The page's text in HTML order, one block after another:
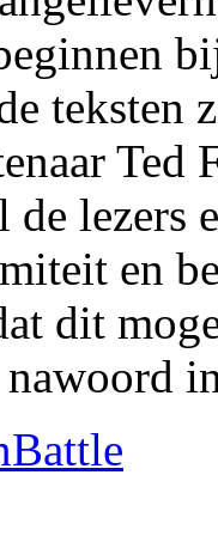
teksten
Ted
de
en
dit